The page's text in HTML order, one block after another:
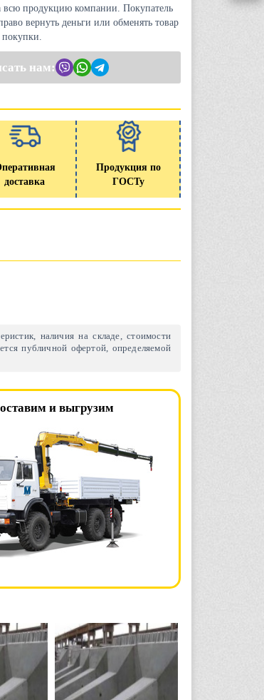
всю продукцию компании. Покупатель
вернуть деньги или обменять товар
покупки.
нам:
доставка
Продукция по
ГОСТу
наличия на складе, стоимости
публичной офертой, определяемой
и выгрузим